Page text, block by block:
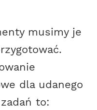
musimy je
dla udanego
to: